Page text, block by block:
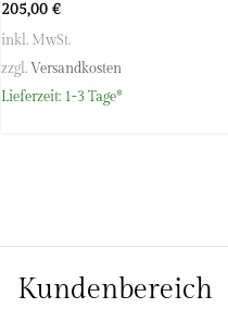
205,00 €
inkl. MwSt.
zzgl. Versandkosten
Lieferzeit: 1-3 Tage*
Kundenbereich